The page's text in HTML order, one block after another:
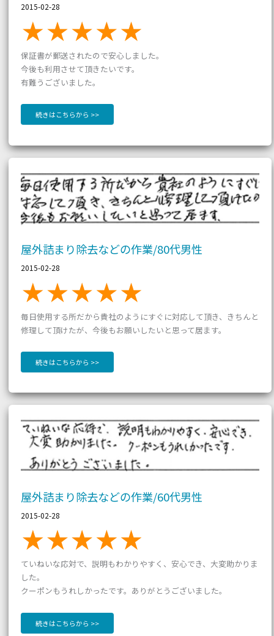
2015-02-28
保証書が郵送されたので安心しました。
今後も利用させて頂きたいです。
有難うございました。
続きはこちらから >>
屋外詰まり除去などの作業/80代男性
2015-02-28
毎日使用する所だから貴社のようにすぐに対応して頂き、きちんと
修理して頂けたが、今後もお願いしたいと思って居ます。
屋
詰
ま
り
除
去
な
ど
の
作
業/80
性
続きはこちらから >>
屋外詰まり除去などの作業/60代男性
2015-02-28
ていねいな応対で、説明もわかりやすく、安心でき、大変助かりま
した。
クーポンもうれしかったです。ありがとうございました。
屋
詰
ま
り
除
去
な
ど
の
作
性
続きはこちらから >>